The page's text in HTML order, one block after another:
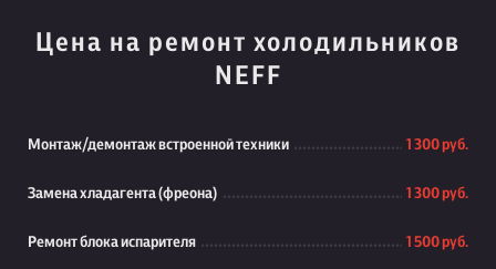
Цена на ремонт холодильников
NEFF
Монтаж/демонтаж встроенной техники 1 300 руб.
Замена хладагента (фреона) 1 300 руб.
Ремонт блока испарителя 1 500 руб.